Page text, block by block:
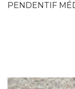
PENDENTIF